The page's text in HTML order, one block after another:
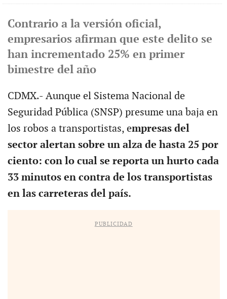
Contrario a la versión oficial,
empresarios afirman que este delito se
han incrementado 25% en primer
bimestre del año
CDMX.- Aunque el Sistema Nacional de
Seguridad Pública (SNSP) presume una baja en
los robos a transportistas, empresas del
sector alertan sobre un alza de hasta 25 por
ciento: con lo cual se reporta un hurto cada
33 minutos en contra de los transportistas
en las carreteras del país.
PUBLICIDAD